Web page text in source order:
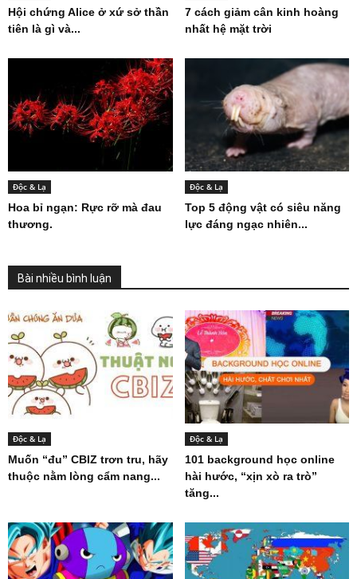
Hội chứng Alice ở xứ sở thần
tiên là gì và...
7 cách giảm cân kinh hoàng
nhất hệ mặt trời
Độc & Lạ
Hoa bỉ ngạn: Rực rỡ mà đau
thương.
Độc & Lạ
Top 5 động vật có siêu năng
lực đáng ngạc nhiên...
Bài nhiều bình luận
Độc & Lạ
Muốn “đu” CBIZ trơn tru, hãy
thuộc nằm lòng cẩm nang...
Độc & Lạ
101 background học online
hài hước, “xịn xò ra trò”
tăng...